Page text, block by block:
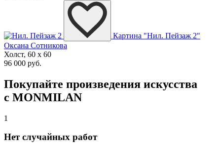
Картина "Нил. Пейзаж 2"
Оксана Сотникова
Холст, 60 x 60
96 000 руб.
Покупайте произведения искусства
с MONMILAN
1
Нет случайных работ